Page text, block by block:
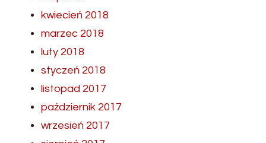
kwiecień 2018
marzec 2018
luty 2018
styczeń 2018
listopad 2017
październik 2017
wrzesień 2017